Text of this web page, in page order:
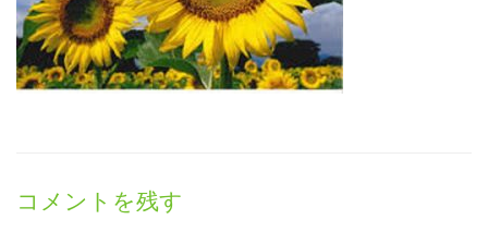
コメントを残す